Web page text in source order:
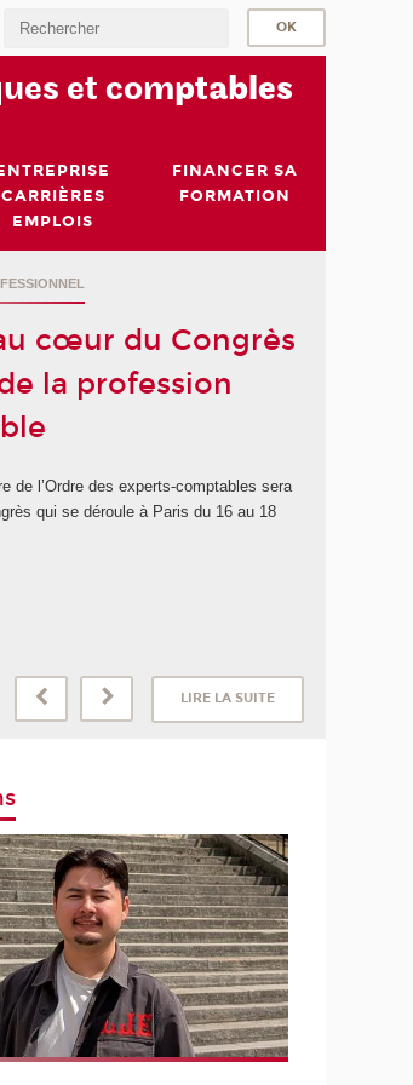
et comptables
CARRIÈRES
EMPLOIS
FINANCER SA
FORMATION
cœur du Congrès
la profession
de l’Ordre des experts-comptables sera
qui se déroule à Paris du 16 au 18
LIRE LA SUITE